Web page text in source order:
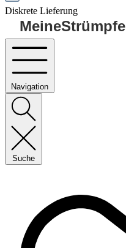
Diskrete Lieferung
MeineStrümpfe
Navigation
Suche